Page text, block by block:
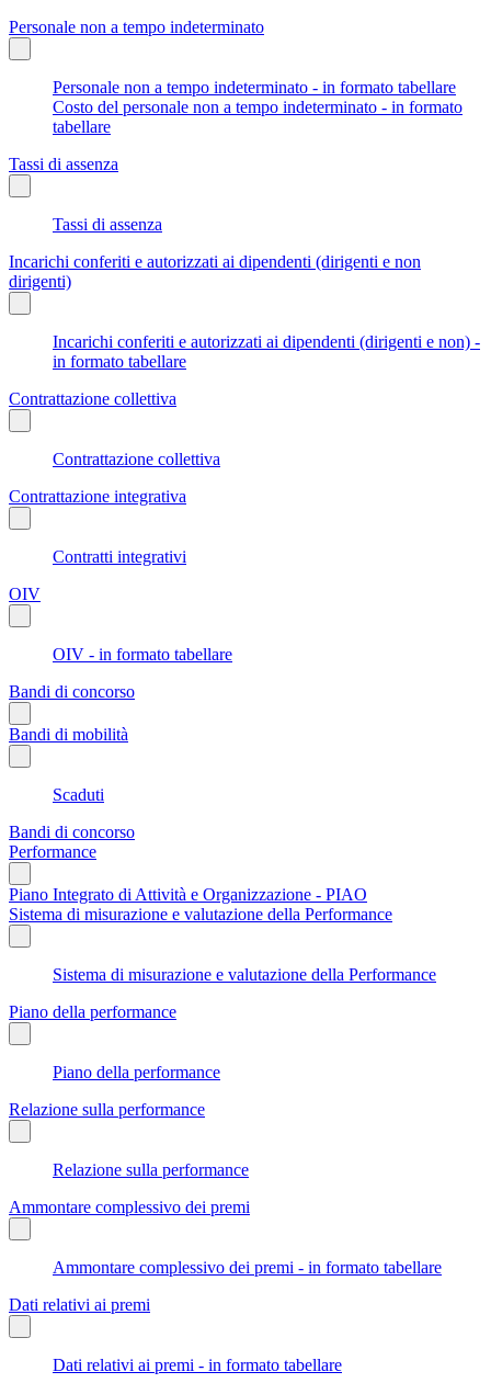
Personale non a tempo indeterminato
Personale non a tempo indeterminato - in formato tabellare
Costo del personale non a tempo indeterminato - in formato
tabellare
Tassi di assenza
Tassi di assenza
Incarichi conferiti e autorizzati ai dipendenti (dirigenti e non
dirigenti)
Incarichi conferiti e autorizzati ai dipendenti (dirigenti e non) -
in formato tabellare
Contrattazione collettiva
Contrattazione collettiva
Contrattazione integrativa
Contratti integrativi
OIV
OIV - in formato tabellare
Bandi di concorso
Bandi di mobilità
Scaduti
Bandi di concorso
Performance
Piano Integrato di Attività e Organizzazione - PIAO
Sistema di misurazione e valutazione della Performance
Sistema di misurazione e valutazione della Performance
Piano della performance
Piano della performance
Relazione sulla performance
Relazione sulla performance
Ammontare complessivo dei premi
Ammontare complessivo dei premi - in formato tabellare
Dati relativi ai premi
Dati relativi ai premi - in formato tabellare